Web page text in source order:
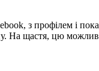
з профілем і
На щастя, цю